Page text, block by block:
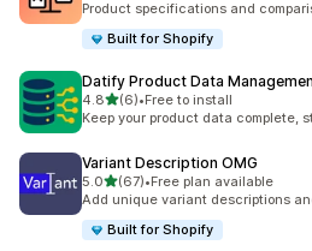
Product specifications and
Built for Shopify
Datify Product Data
4.8เต็ม 5 ดาว
(6)
ทั้งหมด 6 รีวิว
•Free to install
Keep your product data complete,
Variant Description OMG
5.0เต็ม 5 ดาว
(67)
ทั้งหมด 67 รีวิว
•Free plan available
Add unique variant descriptions
Built for Shopify